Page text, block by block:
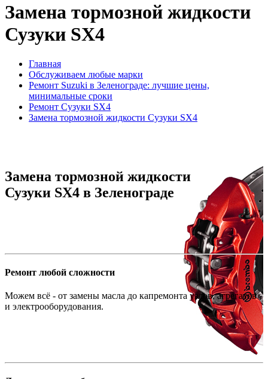
Замена тормозной жидкости
Сузуки SX4
Главная
Обслуживаем любые марки
Ремонт Suzuki в Зеленограде: лучшие цены,
минимальные сроки
Ремонт Сузуки SX4
Замена тормозной жидкости Сузуки SX4
Замена тормозной жидкости
Сузуки SX4 в Зеленограде
Ремонт любой сложности
Можем всё - от замены масла до капремонта узлов, агрегатов
и электрооборудования.